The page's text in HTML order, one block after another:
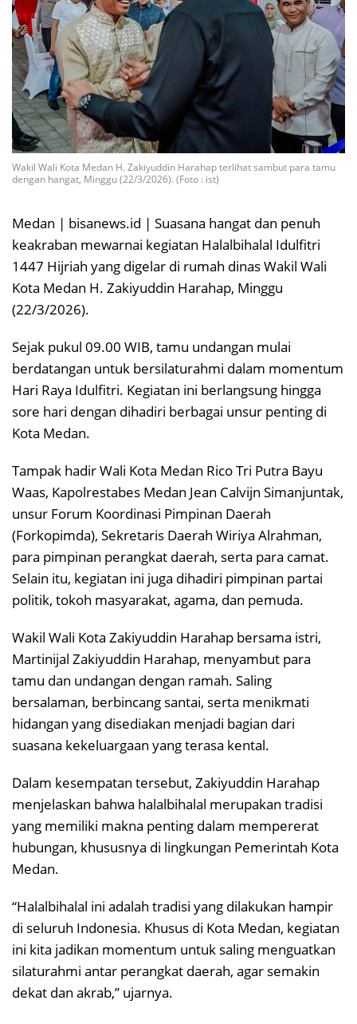
Wakil Wali Kota Medan H. Zakiyuddin Harahap terlihat sambut para tamu
dengan hangat, Minggu (22/3/2026). (Foto : ist)
Medan | bisanews.id | Suasana hangat dan penuh
keakraban mewarnai kegiatan Halalbihalal Idulfitri
1447 Hijriah yang digelar di rumah dinas Wakil Wali
Kota Medan H. Zakiyuddin Harahap, Minggu
(22/3/2026).
Sejak pukul 09.00 WIB, tamu undangan mulai
berdatangan untuk bersilaturahmi dalam momentum
Hari Raya Idulfitri. Kegiatan ini berlangsung hingga
sore hari dengan dihadiri berbagai unsur penting di
Kota Medan.
Tampak hadir Wali Kota Medan Rico Tri Putra Bayu
Waas, Kapolrestabes Medan Jean Calvijn Simanjuntak,
unsur Forum Koordinasi Pimpinan Daerah
(Forkopimda), Sekretaris Daerah Wiriya Alrahman,
para pimpinan perangkat daerah, serta para camat.
Selain itu, kegiatan ini juga dihadiri pimpinan partai
politik, tokoh masyarakat, agama, dan pemuda.
Wakil Wali Kota Zakiyuddin Harahap bersama istri,
Martinijal Zakiyuddin Harahap, menyambut para
tamu dan undangan dengan ramah. Saling
bersalaman, berbincang santai, serta menikmati
hidangan yang disediakan menjadi bagian dari
suasana kekeluargaan yang terasa kental.
Dalam kesempatan tersebut, Zakiyuddin Harahap
menjelaskan bahwa halalbihalal merupakan tradisi
yang memiliki makna penting dalam mempererat
hubungan, khususnya di lingkungan Pemerintah Kota
Medan.
“Halalbihalal ini adalah tradisi yang dilakukan hampir
di seluruh Indonesia. Khusus di Kota Medan, kegiatan
ini kita jadikan momentum untuk saling menguatkan
silaturahmi antar perangkat daerah, agar semakin
dekat dan akrab,” ujarnya.